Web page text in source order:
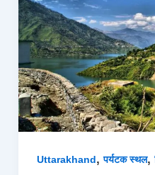
Uttarakhand,पर्यटक स्थल,